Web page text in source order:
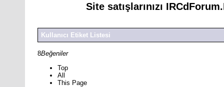
Site satışlarınızı
Kullanıcı Etiket Listesi
8Beğeniler
Top
All
This Page